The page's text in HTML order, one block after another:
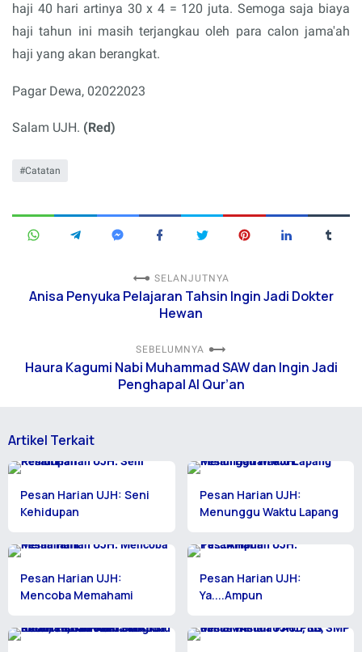
haji 40 hari artinya 30 x 4 = 120 juta. Semoga saja biaya
haji tahun ini masih terjangkau oleh para calon jama'ah
haji yang akan berangkat.
Pagar Dewa, 02022023
Salam UJH. (Red)
Catatan
SELANJUTNYA
Anisa Penyuka Pelajaran Tahsin Ingin Jadi Dokter
Hewan
SEBELUMNYA
Haura Kagumi Nabi Muhammad SAW dan Ingin Jadi
Penghapal Al Qur’an
Artikel Terkait
Pesan Harian UJH: Seni
Kehidupan
Pesan Harian UJH:
Menunggu Waktu Lapang
Pesan Harian UJH:
Mencoba Memahami
Pesan Harian UJH:
Ya....Ampun